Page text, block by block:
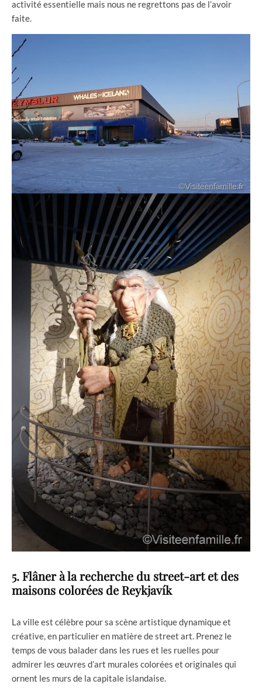
activité essentielle mais nous ne regrettons pas de l’avoir
faite.
5. Flâner à la recherche du street-art et des
maisons colorées de Reykjavík
La ville est célèbre pour sa scène artistique dynamique et
créative, en particulier en matière de street art. Prenez le
temps de vous balader dans les rues et les ruelles pour
admirer les œuvres d’art murales colorées et originales qui
ornent les murs de la capitale islandaise.